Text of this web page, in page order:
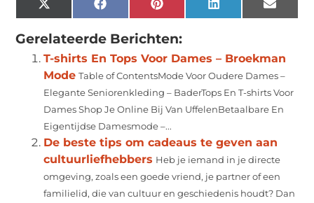
X
(Twitter)
Facebook Pinterest LinkedIn Email
Gerelateerde Berichten:
T-shirts En Tops Voor Dames – Broekman
Mode Table of ContentsMode Voor Oudere Dames –
Elegante Seniorenkleding – BaderTops En T-shirts Voor
Dames Shop Je Online Bij Van UffelenBetaalbare En
Eigentijdse Damesmode –...
De beste tips om cadeaus te geven aan
cultuurliefhebbers Heb je iemand in je directe
omgeving, zoals een goede vriend, je partner of een
familielid, die van cultuur en geschiedenis houdt? Dan